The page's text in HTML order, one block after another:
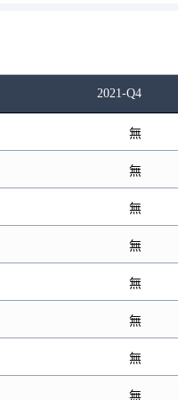
2021-Q4
無
無
無
無
無
無
無
無